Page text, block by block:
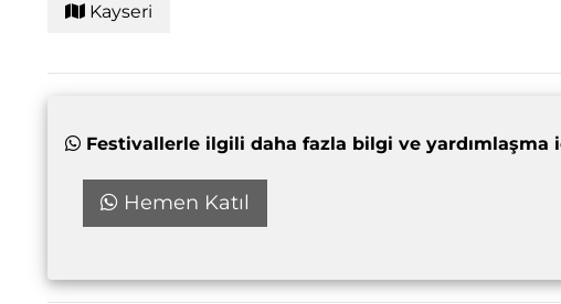
Kayseri
Festivallerle ilgili daha fazla bilgi ve yardımlaşma
Hemen Katıl